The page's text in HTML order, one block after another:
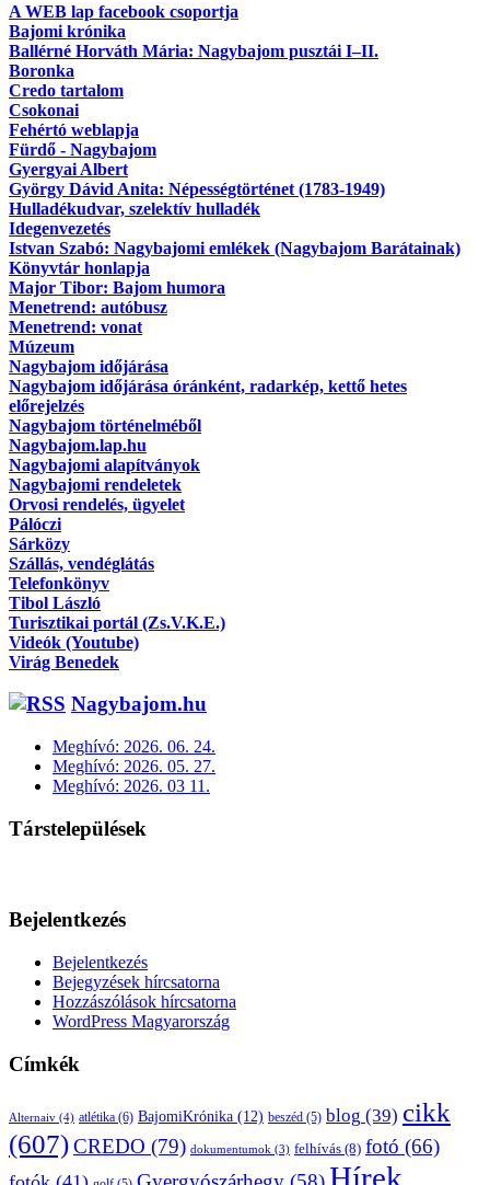
A WEB lap facebook csoportja
Bajomi krónika
Ballérné Horváth Mária: Nagybajom pusztái I–II.
Boronka
Credo tartalom
Csokonai
Fehértó weblapja
Fürdő - Nagybajom
Gyergyai Albert
György Dávid Anita: Népességtörténet (1783-1949)
Hulladékudvar, szelektív hulladék
Idegenvezetés
Istvan Szabó: Nagybajomi emlékek (Nagybajom Barátainak)
Könyvtár honlapja
Major Tibor: Bajom humora
Menetrend: autóbusz
Menetrend: vonat
Múzeum
Nagybajom időjárása
Nagybajom időjárása óránként, radarkép, kettő hetes
előrejelzés
Nagybajom történelméből
Nagybajom.lap.hu
Nagybajomi alapítványok
Nagybajomi rendeletek
Orvosi rendelés, ügyelet
Pálóczi
Sárközy
Szállás, vendéglátás
Telefonkönyv
Tibol László
Turisztikai portál (Zs.V.K.E.)
Videók (Youtube)
Virág Benedek
Nagybajom.hu
Meghívó: 2026. 06. 24.
Meghívó: 2026. 05. 27.
Meghívó: 2026. 03 11.
Társtelepülések
Bejelentkezés
Bejelentkezés
Bejegyzések hírcsatorna
Hozzászólások hírcsatorna
WordPress Magyarország
Címkék
Alternaiv (4) atlétika (6) BajomiKrónika (12) beszéd (5) blog (39) cikk
(607)CREDO (79) dokumentumok (3) felhívás (8) fotó (66)
Hírek